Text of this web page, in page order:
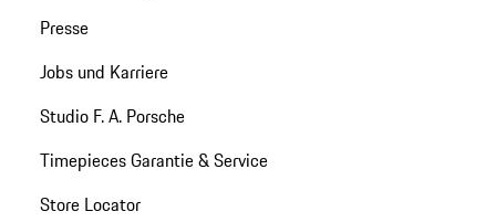
Presse
Jobs und Karriere
Studio F. A. Porsche
Timepieces Garantie & Service
Store Locator